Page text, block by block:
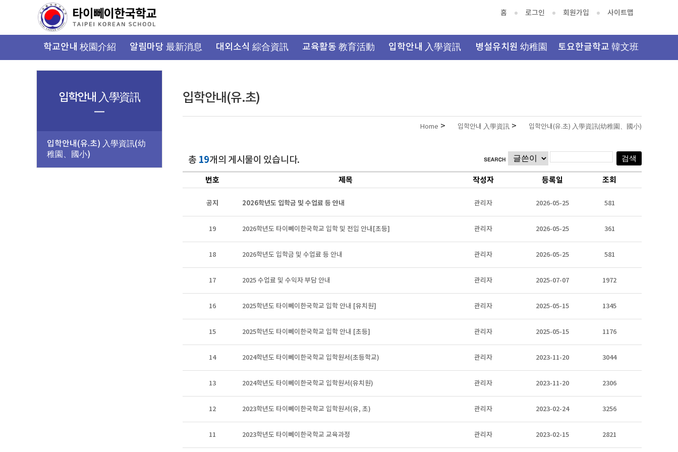
뉴
홈 로그인 회원가입 사이트맵
학교안내 校園介紹 알림마당 最新消息 대외소식 綜合資訊 교육활동 教育活動 입학안내 入學資訊 병설유치원 幼稚園 토요한글학교 韓文班
입학안내(유.초)
Home > 입학안내 入學資訊 > 입학안내(유.초) 入學資訊(幼稚園、國小)
총 19개의 게시물이 있습니다.
번호 제목 작성자 등록일 조회
공지 2026학년도 입학금 및 수업료 등 안내 관리자 2026-05-25 581
19 2026학년도 타이뻬이한국학교 입학 및 전입 안내[초등] 관리자 2026-05-25 361
18 2026학년도 입학금 및 수업료 등 안내 관리자 2026-05-25 581
17 2025 수업료 및 수익자 부담 안내 관리자 2025-07-07 1972
16 2025학년도 타이뻬이한국학교 입학 안내 [유치원] 관리자 2025-05-15 1345
15 2025학년도 타이뻬이한국학교 입학 안내 [초등] 관리자 2025-05-15 1176
14 2024학년도 타이뻬이한국학교 입학원서(초등학교) 관리자 2023-11-20 3044
13 2024학년도 타이뻬이한국학교 입학원서(유치원) 관리자 2023-11-20 2306
12 2023학년도 타이뻬이한국학교 입학원서(유, 초) 관리자 2023-02-24 3256
11 2023학년도 타이뻬이한국학교 교육과정 관리자 2023-02-15 2821
입학안내 入學資訊
입학안내(유.초) 入學資訊(幼
稚園、國小)